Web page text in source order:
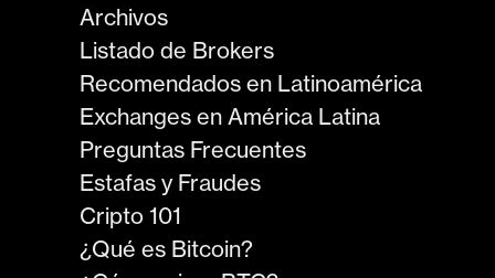
Archivos
Listado de Brokers
Recomendados en Latinoamérica
Exchanges en América Latina
Preguntas Frecuentes
Estafas y Fraudes
Cripto 101
¿Qué es Bitcoin?